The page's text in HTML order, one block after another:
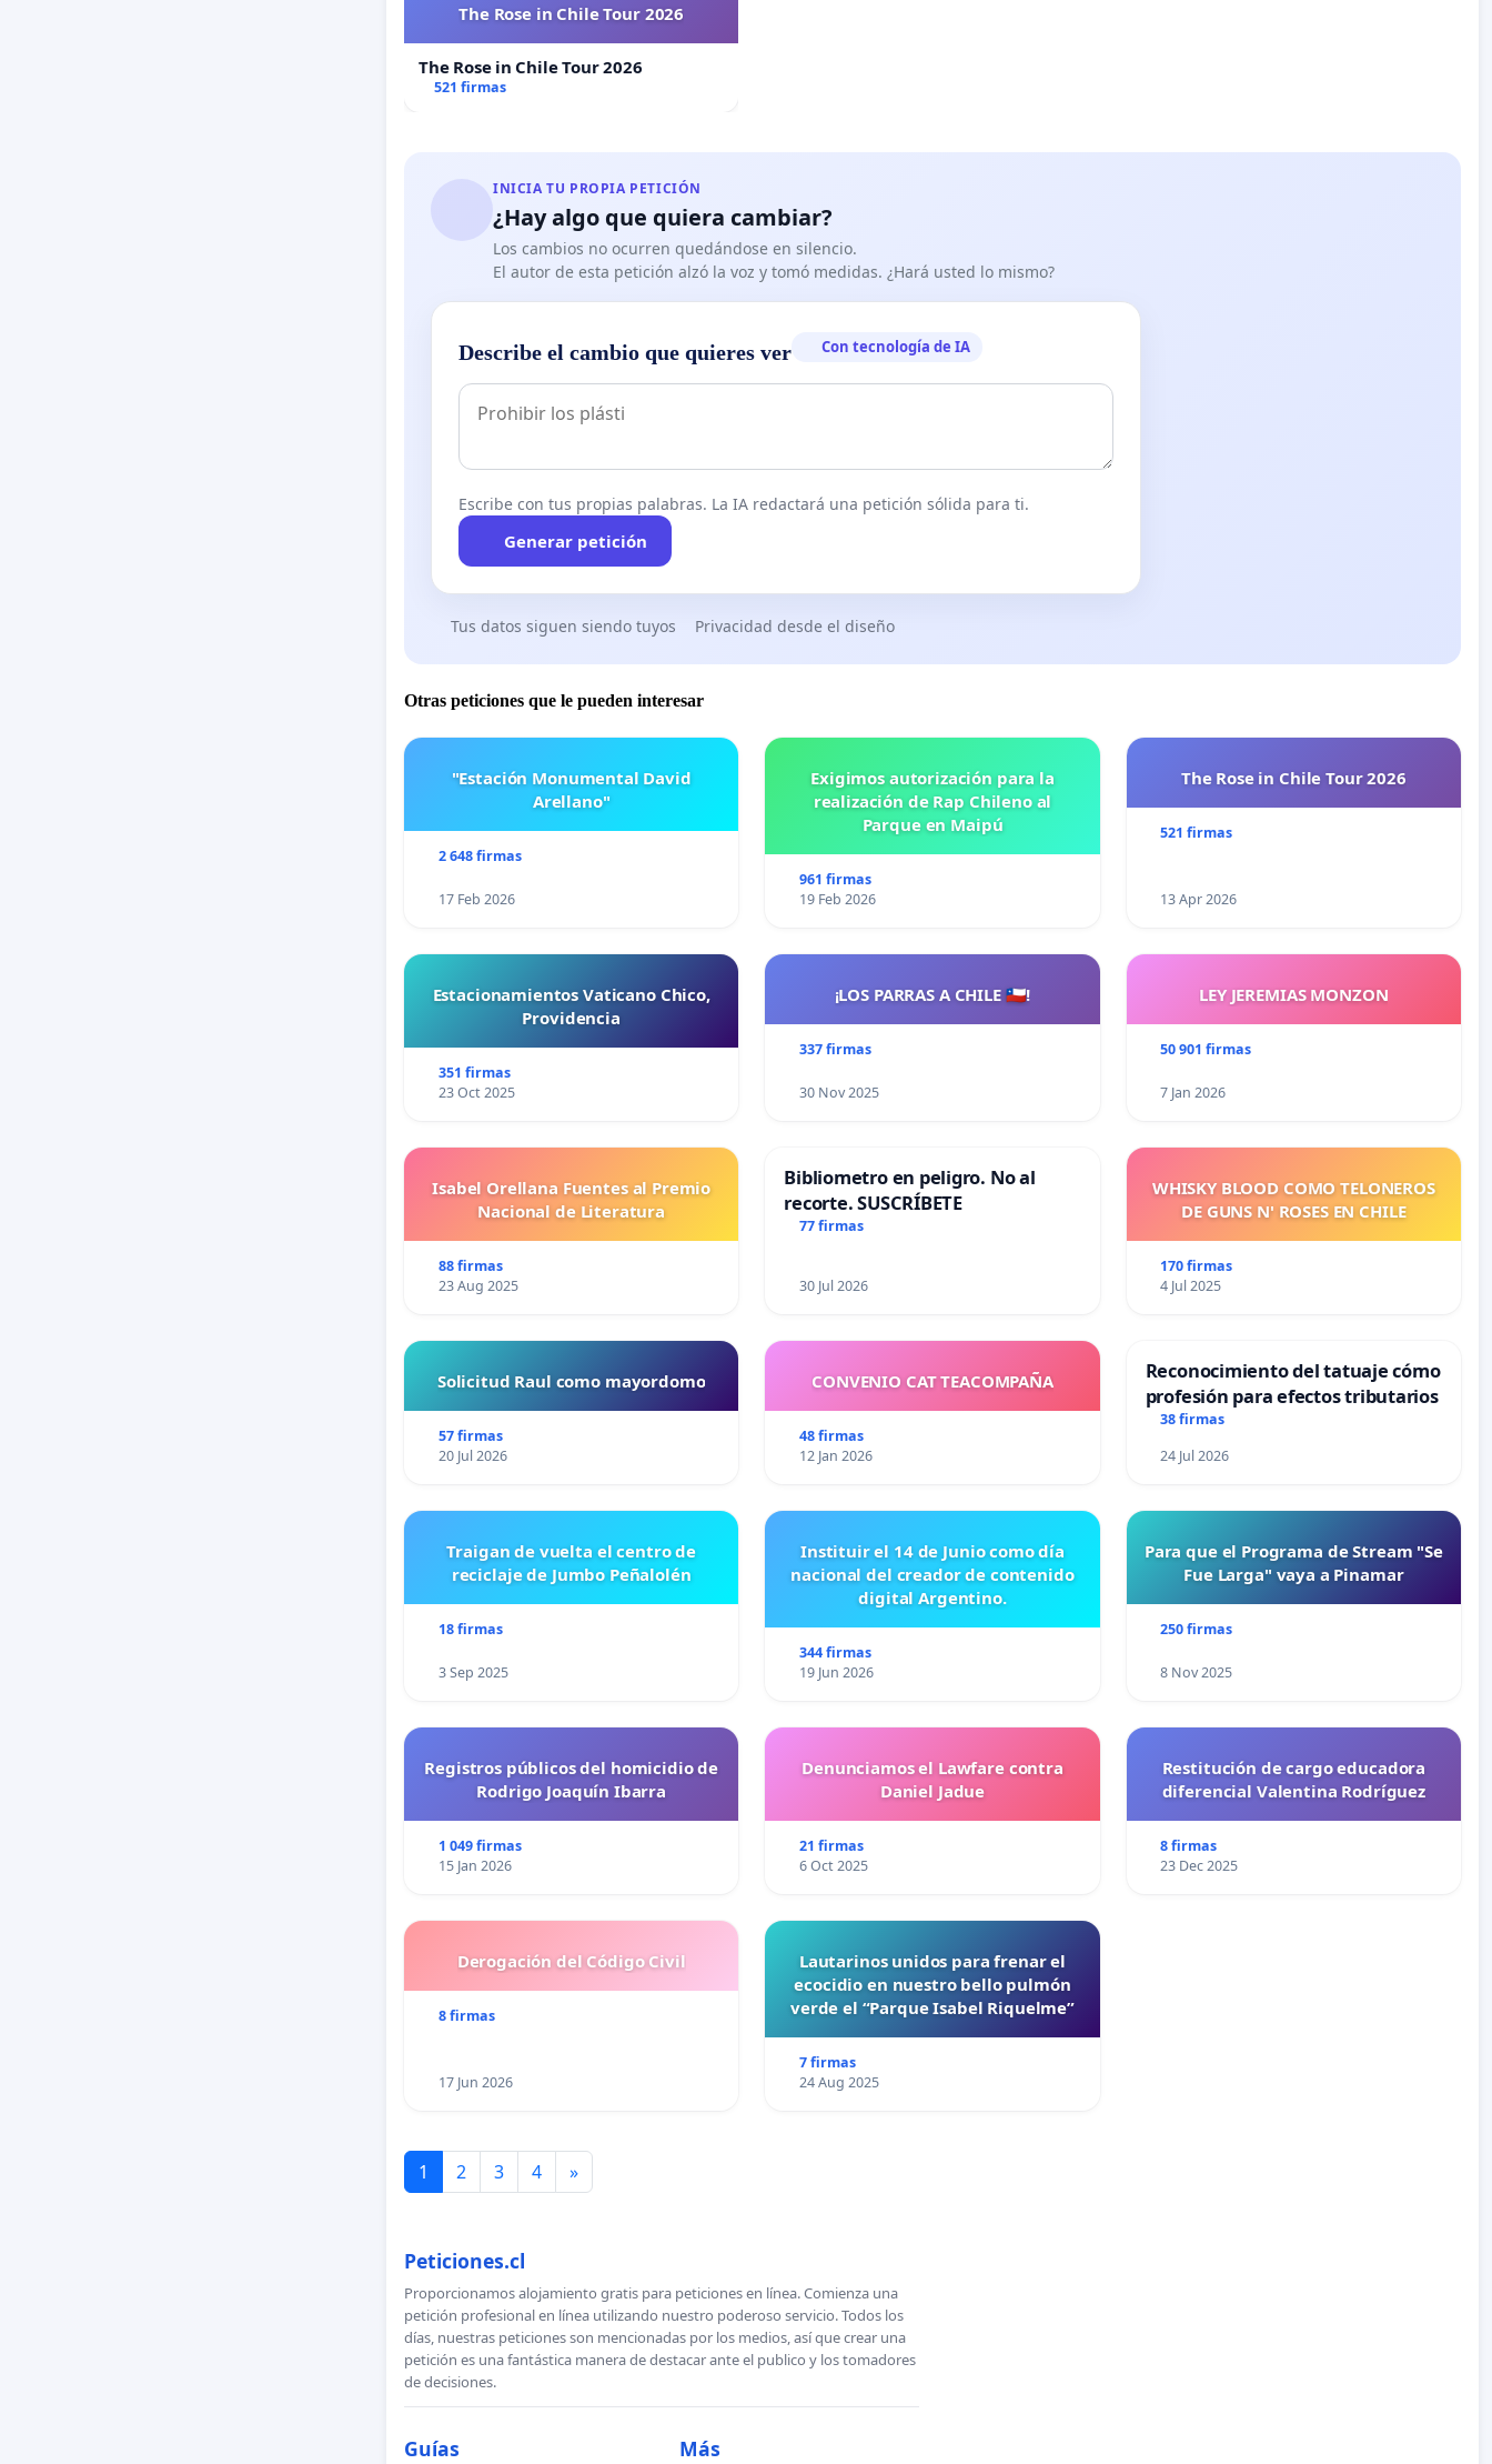
The Rose in Chile Tour 2026
The Rose in Chile Tour 2026
521 firmas
INICIA TU PROPIA PETICIÓN
¿Hay algo que quiera cambiar?
Los cambios no ocurren quedándose en silencio.
El autor de esta petición alzó la voz y tomó medidas. ¿Hará usted lo mismo?
Describe el cambio que quieres ver Con tecnología de IA
Escribe con tus propias palabras. La IA redactará una petición sólida para ti.
Generar petición
Tus datos siguen siendo tuyos Privacidad desde el diseño
Otras peticiones que le pueden interesar
"Estación Monumental David
Arellano"
2 648 firmas
17 Feb 2026
Exigimos autorización para la
realización de Rap Chileno al
Parque en Maipú
961 firmas
19 Feb 2026
The Rose in Chile Tour 2026
521 firmas
13 Apr 2026
Estacionamientos Vaticano Chico,
Providencia
351 firmas
23 Oct 2025
¡LOS PARRAS A CHILE 🇨🇱!
337 firmas
30 Nov 2025
LEY JEREMIAS MONZON
50 901 firmas
7 Jan 2026
Isabel Orellana Fuentes al Premio
Nacional de Literatura
88 firmas
23 Aug 2025
Bibliometro en peligro. No al
recorte. SUSCRÍBETE
77 firmas
30 Jul 2026
WHISKY BLOOD COMO TELONEROS
DE GUNS N' ROSES EN CHILE
170 firmas
4 Jul 2025
Solicitud Raul como mayordomo
57 firmas
20 Jul 2026
CONVENIO CAT TEACOMPAÑA
48 firmas
12 Jan 2026
Reconocimiento del tatuaje cómo
profesión para efectos tributarios
38 firmas
24 Jul 2026
Traigan de vuelta el centro de
reciclaje de Jumbo Peñalolén
18 firmas
3 Sep 2025
Instituir el 14 de Junio como día
nacional del creador de contenido
digital Argentino.
344 firmas
19 Jun 2026
Para que el Programa de Stream "Se
Fue Larga" vaya a Pinamar
250 firmas
8 Nov 2025
Registros públicos del homicidio de
Rodrigo Joaquín Ibarra
1 049 firmas
15 Jan 2026
Denunciamos el Lawfare contra
Daniel Jadue
21 firmas
6 Oct 2025
Restitución de cargo educadora
diferencial Valentina Rodríguez
8 firmas
23 Dec 2025
Derogación del Código Civil
8 firmas
17 Jun 2026
Lautarinos unidos para frenar el
ecocidio en nuestro bello pulmón
verde el “Parque Isabel Riquelme”
7 firmas
24 Aug 2025
1 2 3 4 »
Peticiones.cl
Proporcionamos alojamiento gratis para peticiones en línea. Comienza una
petición profesional en línea utilizando nuestro poderoso servicio. Todos los
días, nuestras peticiones son mencionadas por los medios, así que crear una
petición es una fantástica manera de destacar ante el publico y los tomadores
de decisiones.
Guías Más